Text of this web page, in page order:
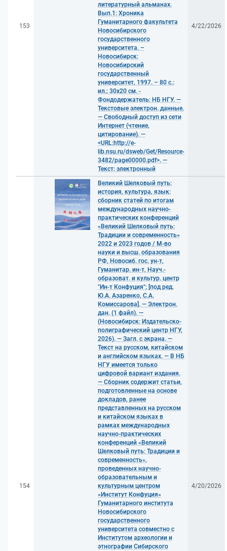
153
литературный альманах.
Вып.1: Хроника
Гуманитарного факультета
Новосибирского
государственного
университета. –
Новосибирск:
Новосибирский
государственный
университет, 1997. – 80 с.:
ил.; 30x20 см. -
Фондодержатель: НБ НГУ. —
Текстовые электрон. данные.
— Свободный доступ из сети
Интернет (чтение,
цитирование). —
<URL:http://e-
lib.nsu.ru/dsweb/Get/Resource-
3482/page00000.pdf>. —
Текст: электронный
4/22/2026
154
Великий Шелковый путь:
история, культура, язык:
сборник статей по итогам
международных научно-
практических конференций
«Великий Шелковый путь:
Традиции и современность»
2022 и 2023 годов / М-во
науки и высш. образования
РФ, Новосиб. гос. ун-т,
Гуманитар. ин-т, Науч.-
образоват. и культур. центр
"Ин-т Конфуция"; [под ред.
Ю.А. Азаренко, С.А.
Комиссарова]. — Электрон.
дан. (1 файл). —
(Новосибирск: Издательско-
полиграфический центр НГУ,
2026). — Загл. с экрана. —
Текст на русском, китайском
и английском языках. — В НБ
НГУ имеется только
цифровой вариант издания.
— Сборник содержит статьи,
подготовленные на основе
докладов, ранее
представленных на русском
и китайском языках в
рамках международных
научно-практических
конференций «Великий
Шелковый путь: Традиции и
современность»,
проведенных научно-
образовательным и
культурным центром
«Институт Конфуция»
Гуманитарного института
Новосибирского
государственного
университета совместно с
Институтом археологии и
этнографии Сибирского
4/20/2026